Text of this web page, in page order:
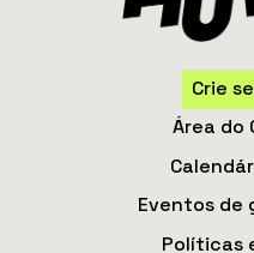
Crie
Área do
Eventos de
Políticas